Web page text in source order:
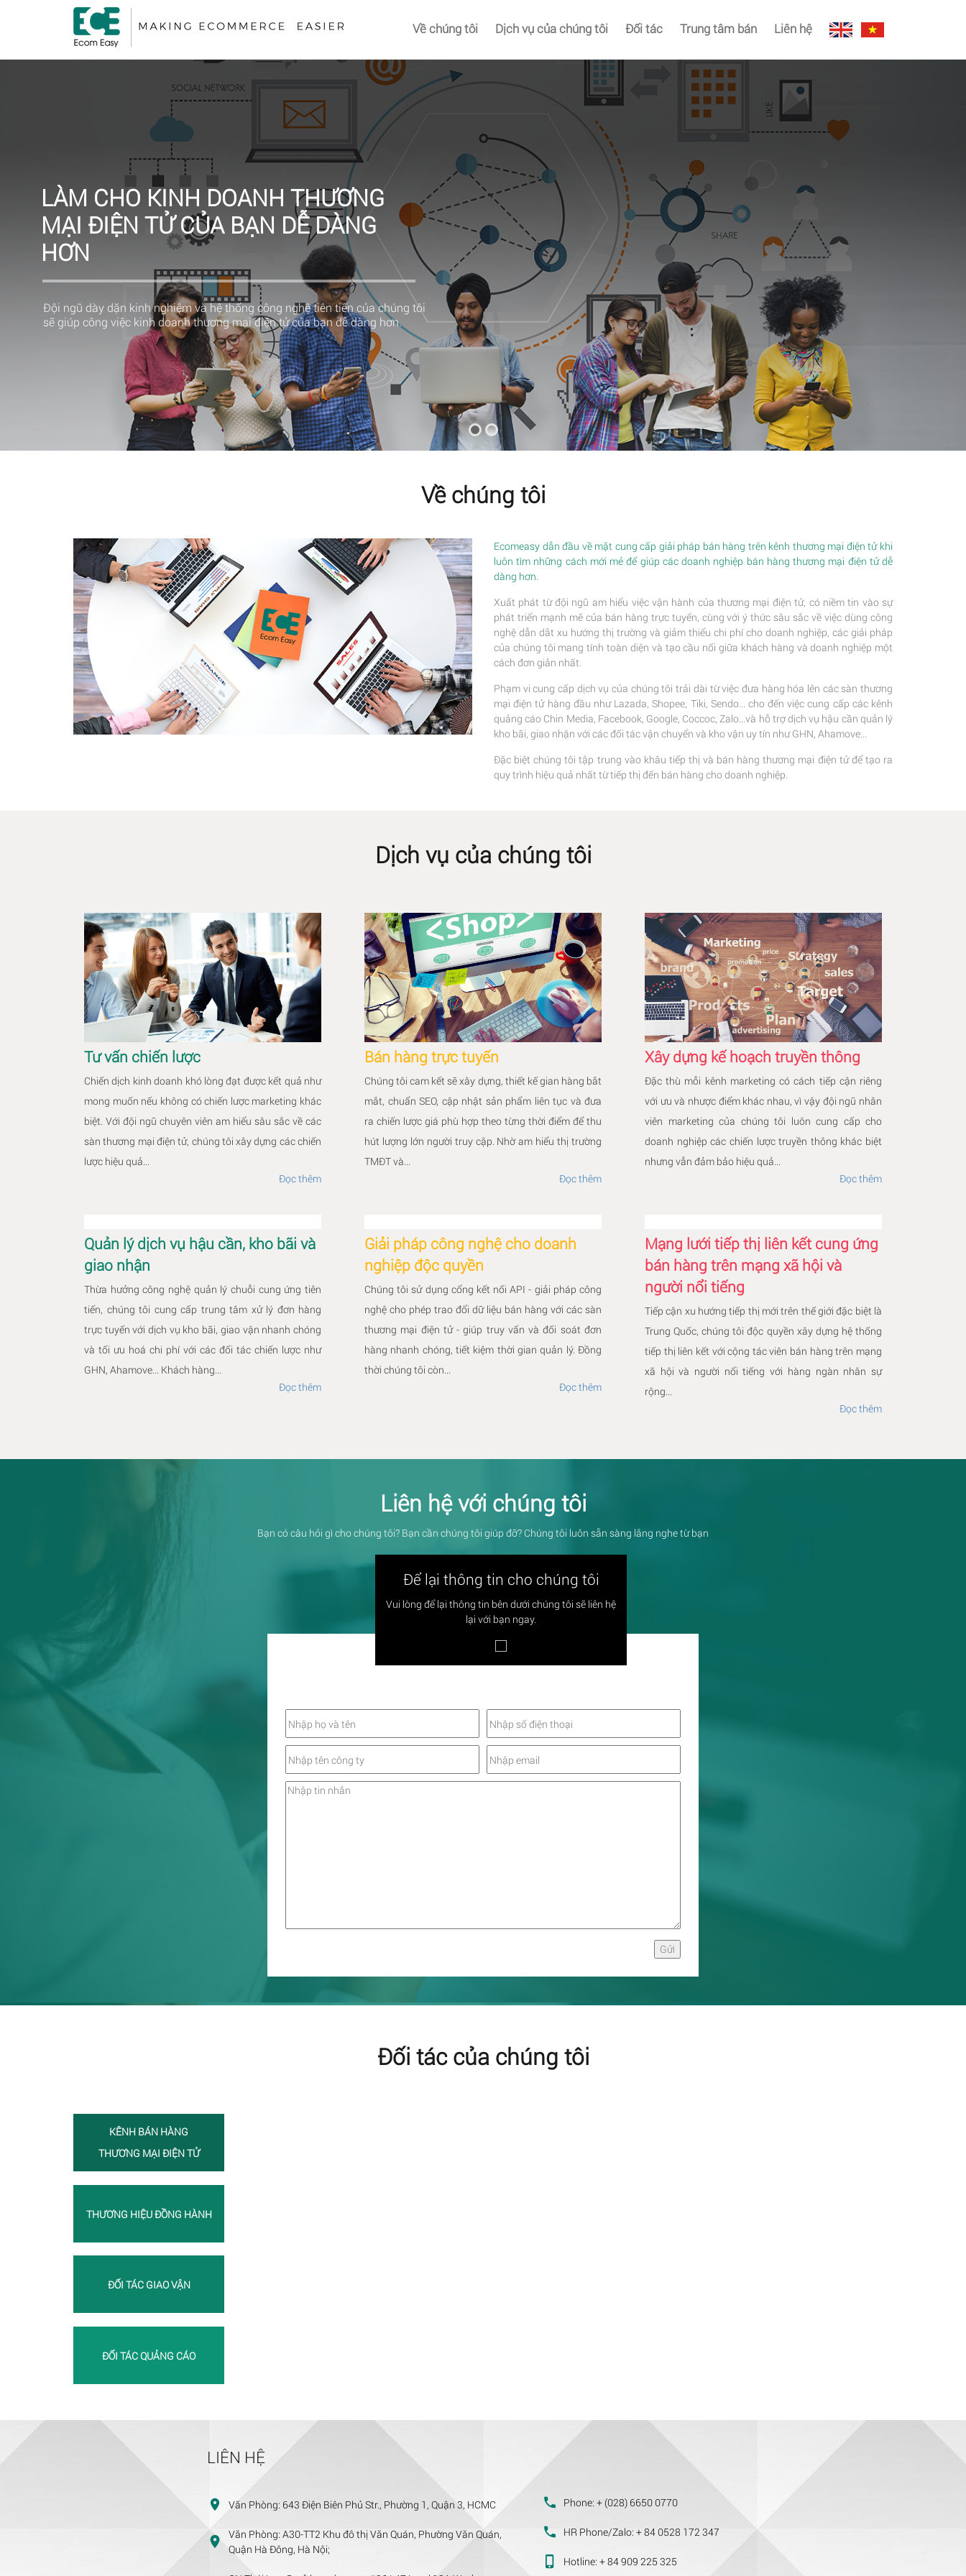
Về chúng tôi Dịch vụ của chúng tôi Đối tác Trung tâm bán Liên hệ
LÀM CHO KINH DOANH THƯƠNG
MẠI ĐIỆN TỬ CỦA BẠN DỄ DÀNG
HƠN
Đội ngũ dày dặn kinh nghiệm và hệ thống công nghệ tiên tiến của chúng tôi
sẽ giúp công việc kinh doanh thương mại điện tử của bạn dễ dàng hơn.
Về chúng tôi
Ecomeasy dẫn đầu về mặt cung cấp giải pháp bán hàng trên kênh thương mại điện tử khi
luôn tìm những cách mới mẻ để giúp các doanh nghiệp bán hàng thương mại điện tử dễ
dàng hơn.
Xuất phát từ đội ngũ am hiểu việc vận hành của thương mại điện tử, có niềm tin vào sự
phát triển mạnh mẽ của bán hàng trực tuyến, cùng với ý thức sâu sắc về việc dùng công
nghệ dẫn dắt xu hướng thị trường và giảm thiểu chi phí cho doanh nghiệp, các giải pháp
của chúng tôi mang tính toàn diện và tạo cầu nối giữa khách hàng và doanh nghiệp một
cách đơn giản nhất.
Phạm vi cung cấp dịch vụ của chúng tôi trải dài từ việc đưa hàng hóa lên các sàn thương
mại điện tử hàng đầu như Lazada, Shopee, Tiki, Sendo... cho đến việc cung cấp các kênh
quảng cáo Chin Media, Facebook, Google, Coccoc, Zalo...và hỗ trợ dịch vụ hậu cần quản lý
kho bãi, giao nhận với các đối tác vận chuyển và kho vận uy tín như GHN, Ahamove...
Đặc biệt chúng tôi tập trung vào khâu tiếp thị và bán hàng thương mại điện tử để tạo ra
quy trình hiệu quả nhất từ tiếp thị đến bán hàng cho doanh nghiệp.
Dịch vụ của chúng tôi
Tư vấn chiến lược
Chiến dịch kinh doanh khó lòng đạt được kết quả như
mong muốn nếu không có chiến lược marketing khác
biệt. Với đội ngũ chuyên viên am hiểu sâu sắc về các
sàn thương mại điện tử, chúng tôi xây dựng các chiến
lược hiệu quả...
Đọc thêm
Bán hàng trực tuyến
Chúng tôi cam kết sẽ xây dựng, thiết kế gian hàng bắt
mắt, chuẩn SEO, cập nhật sản phẩm liên tục và đưa
ra chiến lược giá phù hợp theo từng thời điểm để thu
hút lượng lớn người truy cập. Nhờ am hiểu thị trường
TMĐT và...
Đọc thêm
Xây dựng kế hoạch truyền thông
Đặc thù mỗi kênh marketing có cách tiếp cận riêng
với ưu và nhược điểm khác nhau, vì vậy đội ngũ nhân
viên marketing của chúng tôi luôn cung cấp cho
doanh nghiệp các chiến lược truyền thông khác biệt
nhưng vẫn đảm bảo hiệu quả...
Đọc thêm
Quản lý dịch vụ hậu cần, kho bãi và
giao nhận
Thừa hưởng công nghệ quản lý chuỗi cung ứng tiên
tiến, chúng tôi cung cấp trung tâm xử lý đơn hàng
trực tuyến với dịch vụ kho bãi, giao vận nhanh chóng
và tối ưu hoá chi phí với các đối tác chiến lược như
GHN, Ahamove... Khách hàng...
Đọc thêm
Giải pháp công nghệ cho doanh
nghiệp độc quyền
Chúng tôi sử dụng cổng kết nối API - giải pháp công
nghệ cho phép trao đổi dữ liệu bán hàng với các sàn
thương mại điện tử - giúp truy vấn và đối soát đơn
hàng nhanh chóng, tiết kiệm thời gian quản lý. Đồng
thời chúng tôi còn...
Đọc thêm
Mạng lưới tiếp thị liên kết cung ứng
bán hàng trên mạng xã hội và
người nổi tiếng
Tiếp cận xu hướng tiếp thị mới trên thế giới đặc biệt là
Trung Quốc, chúng tôi độc quyền xây dựng hệ thống
tiếp thị liên kết với cộng tác viên bán hàng trên mạng
xã hội và người nổi tiếng với hàng ngàn nhân sự
rộng...
Đọc thêm
Liên hệ với chúng tôi
Bạn có câu hỏi gì cho chúng tôi? Bạn cần chúng tôi giúp đỡ? Chúng tôi luôn sẵn sàng lắng nghe từ bạn
Để lại thông tin cho chúng tôi
Vui lòng để lại thông tin bên dưới chúng tôi sẽ liên hệ
lại với bạn ngay.
Đối tác của chúng tôi
KÊNH BÁN HÀNG
THƯƠNG MẠI ĐIỆN TỬ
THƯƠNG HIỆU ĐỒNG HÀNH
ĐỐI TÁC GIAO VẬN
ĐỐI TÁC QUẢNG CÁO
LIÊN HỆ
Văn Phòng: 643 Điện Biên Phủ Str., Phường 1, Quận 3, HCMC
Văn Phòng: A30-TT2 Khu đô thị Văn Quán, Phường Văn Quán,
Quận Hà Đông, Hà Nội;
Phone: + (028) 6650 0770
HR Phone/Zalo: + 84 0528 172 347
Hotline: + 84 909 225 325